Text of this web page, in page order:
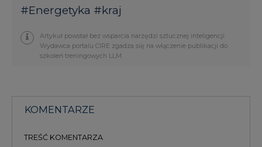
#Energetyka #kraj
Artykuł powstał bez wsparcia narzędzi sztucznej inteligencji.
Wydawca portalu CIRE zgadza się na włączenie publikacji do
szkoleń treningowych LLM.
KOMENTARZE
TREŚĆ KOMENTARZA